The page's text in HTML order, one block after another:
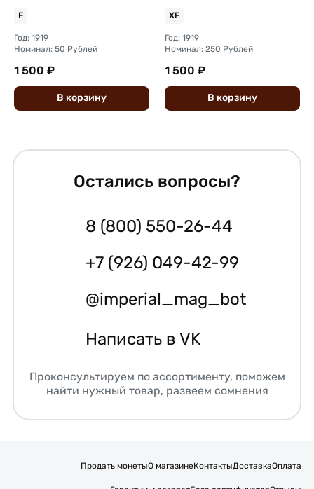
F
Год: 1919
Номинал: 50 Рублей
1 500 ₽
В корзину
Государственнаго
XF
Год: 1919
Номинал: 250 Рублей
1 500 ₽
В корзину
Остались вопросы?
8 (800) 550-26-44
+7 (926) 049-42-99
@imperial_mag_bot
Написать в VK
Проконсультируем по ассортименту, поможем
найти нужный товар, развеем сомнения
Продать монетыО магазинеКонтактыДоставкаОплата